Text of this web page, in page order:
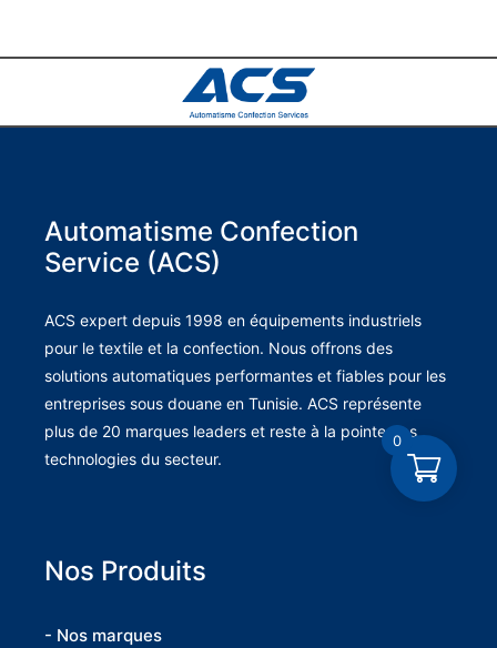
Automatisme Confection
Service (ACS)
ACS expert depuis 1998 en équipements industriels
pour le textile et la confection. Nous offrons des
solutions automatiques performantes et fiables pour les
entreprises sous douane en Tunisie. ACS représente
plus de 20 marques leaders et reste à la pointe des
technologies du secteur.
Nos Produits
- Nos marques
0